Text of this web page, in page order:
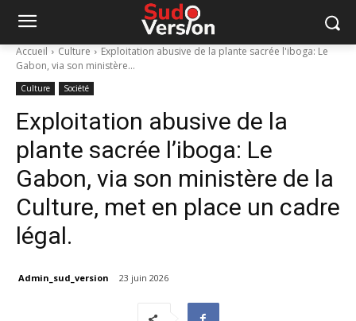
Accueil Culture
Exploitation abusive de la plante sacrée l'iboga: Le
Gabon, via son ministère...
Culture Société
Exploitation abusive de la
plante sacrée l’iboga: Le
Gabon, via son ministère de la
Culture, met en place un cadre
légal.
Admin_sud_version 23 juin 2026